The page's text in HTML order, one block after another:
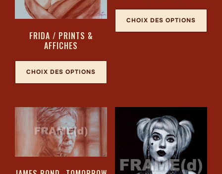
FRIDA / PRINTS &
AFFICHES
CHOIX DES OPTIONS
CHOIX DES OPTIONS